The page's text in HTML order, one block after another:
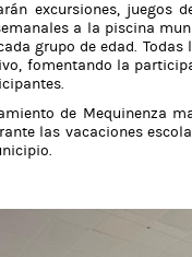
excursiones, juegos
a la piscina
grupo de edad.
fomentando la
de Mequinenza
las vacaciones